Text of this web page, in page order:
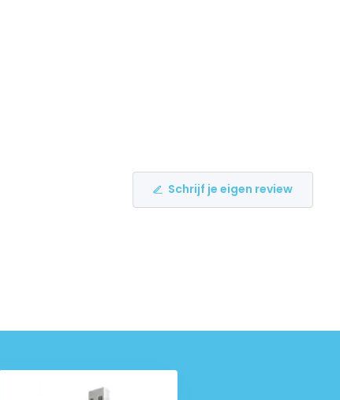
Schrijf je eigen review